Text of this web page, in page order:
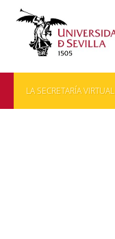
LA SECRETARÍA VIRTUAL